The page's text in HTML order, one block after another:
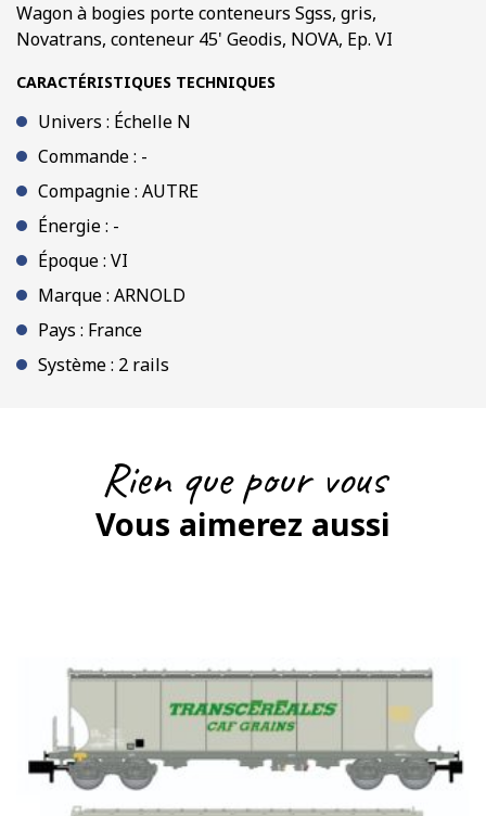
NOVA,
Ep.
VI
Wagon à bogies porte conteneurs Sgss, gris,
Novatrans, conteneur 45' Geodis, NOVA, Ep. VI
CARACTÉRISTIQUES TECHNIQUES
Univers : Échelle N
Commande : -
Compagnie : AUTRE
Énergie : -
Époque : VI
Marque : ARNOLD
Pays : France
Système : 2 rails
Rien que pour vous
Vous aimerez aussi